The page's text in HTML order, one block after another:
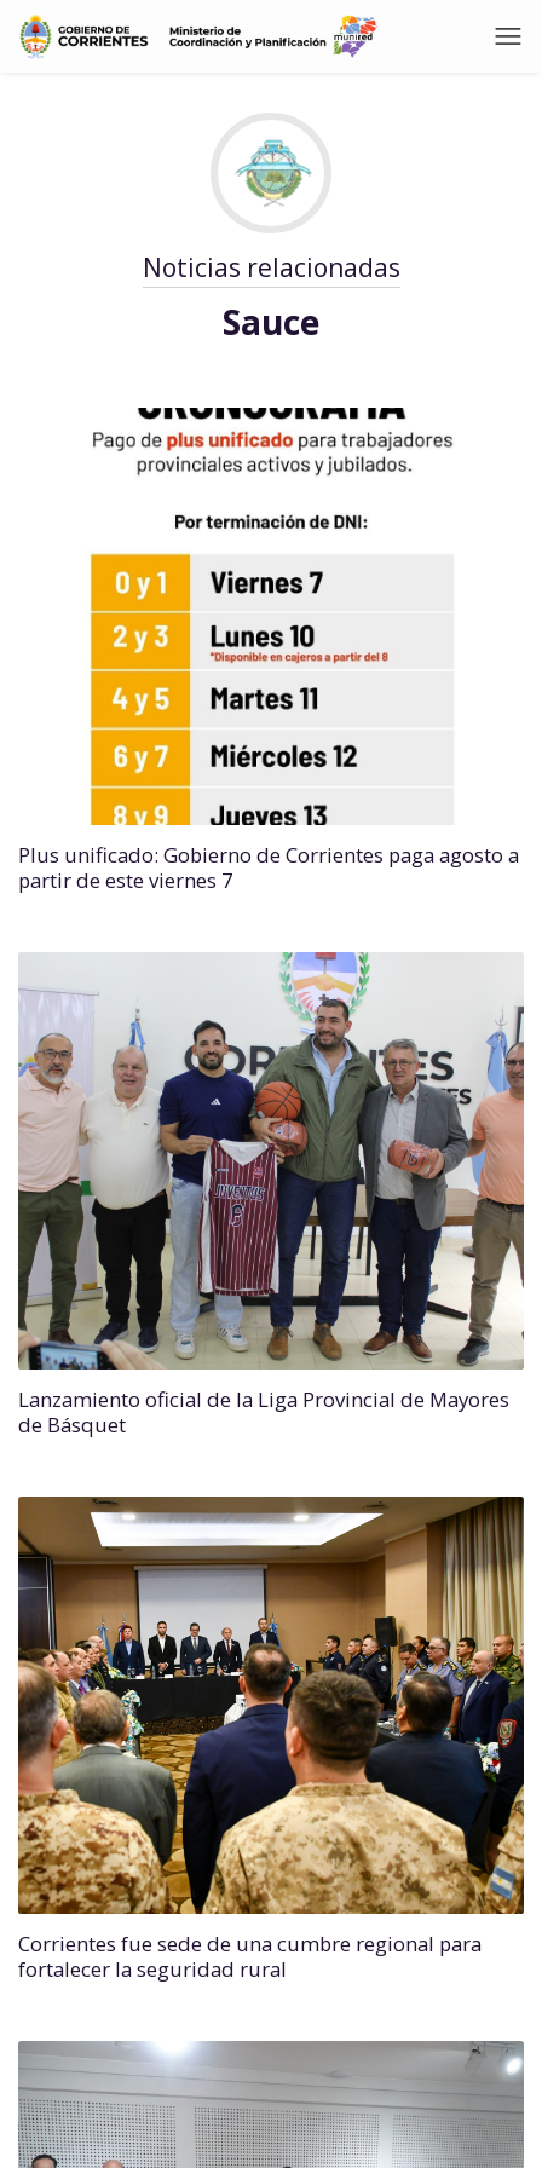
Noticias relacionadas
Sauce
Plus unificado: Gobierno de Corrientes paga agosto a
partir de este viernes 7
Lanzamiento oficial de la Liga Provincial de Mayores
de Básquet
Corrientes fue sede de una cumbre regional para
fortalecer la seguridad rural